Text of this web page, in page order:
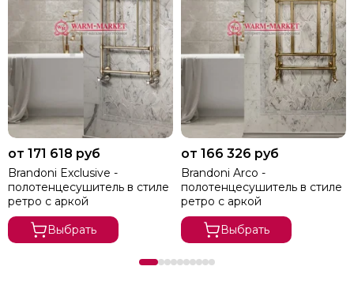
от 171 618 руб
Brandoni Exclusive -
полотенцесушитель в стиле
ретро с аркой
Выбрать
от 166 326 руб
Brandoni Arco -
полотенцесушитель в стиле
ретро с аркой
Выбрать